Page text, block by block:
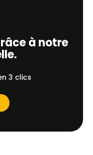
à notre
3 clics